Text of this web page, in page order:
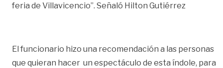
feria de Villavicencio”. Señaló Hilton Gutiérrez
El funcionario hizo una recomendación a las personas
que quieran hacer un espectáculo de esta índole, para